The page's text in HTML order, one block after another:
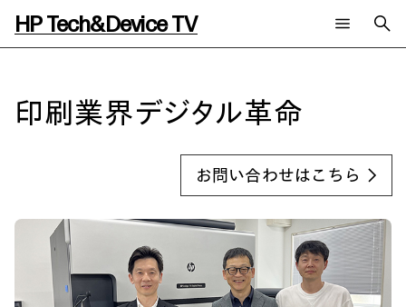
HP Tech&Device TV
全てのコンテンツ
教育とテクノロジー
自治体・公共
ハイブリッドワーク
ワークステーション
イベントレポート
AIワークステーション
WXP（DEXツール）
メールニュース会員登録
日本HP 公式Webサイト
印刷業界デジタル革命
お問い合わせはこちら